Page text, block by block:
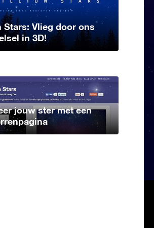
Stars: Vlieg door ons
in 3D!
jouw ster met een